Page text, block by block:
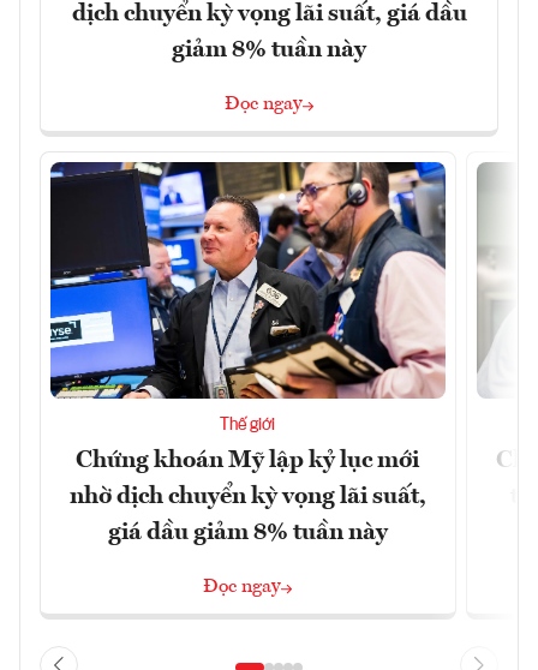
dịch chuyển kỳ vọng lãi suất, giá dầu
giảm 8% tuần này
Đọc ngay
Thế giới
Chứng khoán Mỹ lập kỷ lục mới
nhờ dịch chuyển kỳ vọng lãi suất,
giá dầu giảm 8% tuần này
Đọc ngay